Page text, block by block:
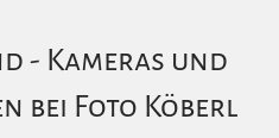
- Kameras und
bei Foto Köberl